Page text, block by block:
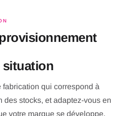
situation
qui correspond à
des stocks, et adaptez-vous en
votre marque se développe.